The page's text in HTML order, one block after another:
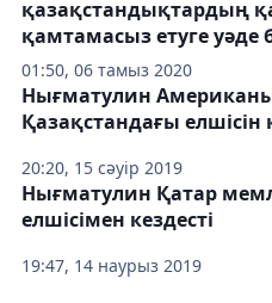
01:50, 06 тамыз 2020
қазақстандықтардың
қамтамасыз етуге уәде
20:20, 15 сәуір 2019
Нығматулин
Қазақстандағы
19:47, 14 наурыз 2019
Нығматулин Қатар
елшісімен кездесті